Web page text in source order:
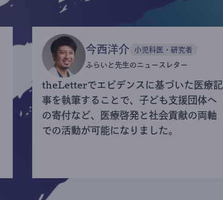
今西洋介 小児科医・研究者
ふらいと先生のニュースレター
theLetterでエビデンスに基づいた医療記
事を執筆することで、子ども支援団体へ
の寄付など、医療啓発と社会貢献の両軸
での活動が可能になりました。